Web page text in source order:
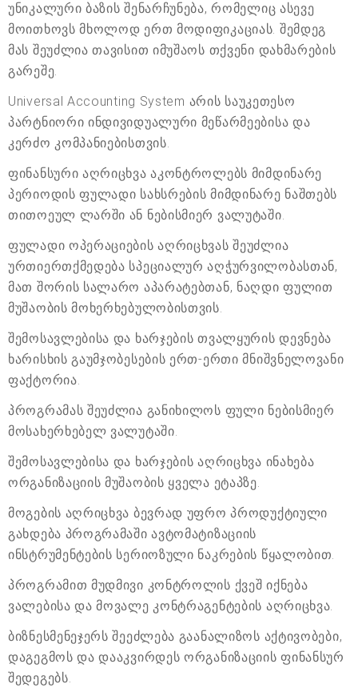
უნიკალური ბაზის შენარჩუნება, რომელიც ასევე
მოითხოვს მხოლოდ ერთ მოდიფიკაციას. შემდეგ
მას შეუძლია თავისით იმუშაოს თქვენი დახმარების
გარეშე.
Universal Accounting System არის საუკეთესო
პარტნიორი ინდივიდუალური მეწარმეებისა და
კერძო კომპანიებისთვის.
ფინანსური აღრიცხვა აკონტროლებს მიმდინარე
პერიოდის ფულადი სახსრების მიმდინარე ნაშთებს
თითოეულ ლარში ან ნებისმიერ ვალუტაში.
ფულადი ოპერაციების აღრიცხვას შეუძლია
ურთიერთქმედება სპეციალურ აღჭურვილობასთან,
მათ შორის სალარო აპარატებთან, ნაღდი ფულით
მუშაობის მოხერხებულობისთვის.
შემოსავლებისა და ხარჯების თვალყურის დევნება
ხარისხის გაუმჯობესების ერთ-ერთი მნიშვნელოვანი
ფაქტორია.
პროგრამას შეუძლია განიხილოს ფული ნებისმიერ
მოსახერხებელ ვალუტაში.
შემოსავლებისა და ხარჯების აღრიცხვა ინახება
ორგანიზაციის მუშაობის ყველა ეტაპზე.
მოგების აღრიცხვა ბევრად უფრო პროდუქტიული
გახდება პროგრამაში ავტომატიზაციის
ინსტრუმენტების სერიოზული ნაკრების წყალობით.
პროგრამით მუდმივი კონტროლის ქვეშ იქნება
ვალებისა და მოვალე კონტრაგენტების აღრიცხვა.
ბიზნესმენეჯერს შეეძლება გაანალიზოს აქტივობები,
დაგეგმოს და დააკვირდეს ორგანიზაციის ფინანსურ
შედეგებს.